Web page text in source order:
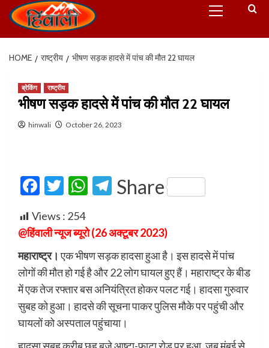
HOME राष्ट्रीय भीषण सड़क हादसे में पांच की मौत 22 घायल
ब्रेकिंग राष्ट्रीय
भीषण सड़क हादसे में पांच की मौत 22 घायल
hinwali October 26, 2023
Facebook
Twitter
WhatsApp
Telegram
Share
Views : 254
@हिंवाली न्यूज ब्यूरो (26 अक्टूबर 2023)
महाराष्ट्र। एक भीषण सड़क हादसा हुआ है। इस हादसे में पांच
लोगों की मौत हो गई है और 22 लोग घायल हुए हैं। महाराष्ट्र के बीड
में एक तेज रफ्तार बस अनियंत्रित होकर पलट गई। हादसा गुरुवार
सुबह को हुआ। हादसे की सूचना पाकर पुलिस मौके पर पहुंची और
घायलों को अस्पताल पहुंचाया।